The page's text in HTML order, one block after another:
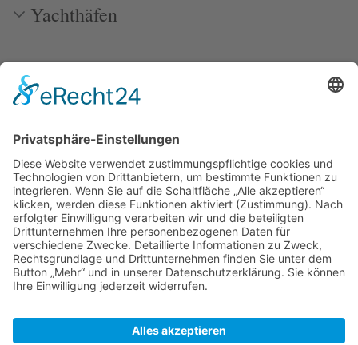
Yachthäfen
Versorgung
Weblinks
Zuletzt bearbeitet vor 4 MonatenvonPeter
Migration,Peter,Schmackofatz